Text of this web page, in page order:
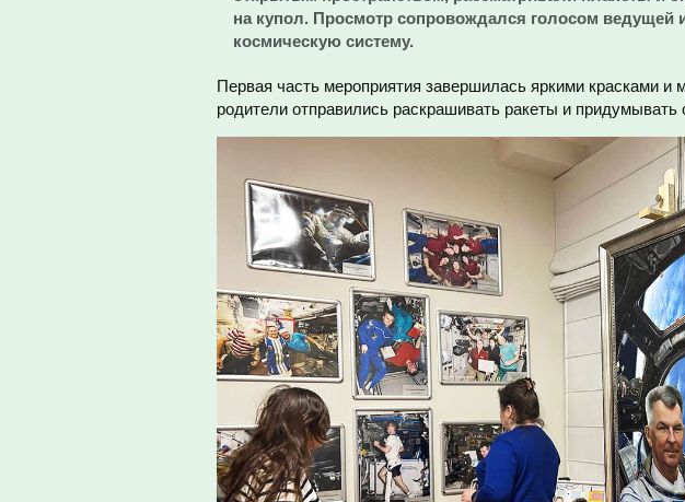
на купол. Просмотр сопровождался голосом
космическую систему.
Первая часть мероприятия завершилась яркими красками и
родители отправились раскрашивать ракеты и